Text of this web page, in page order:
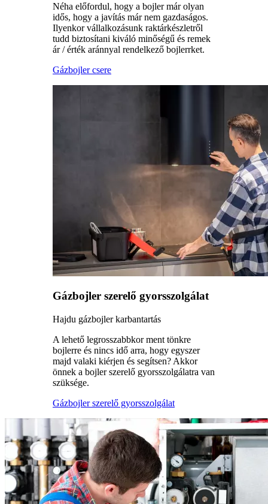
Néha előfordul, hogy a bojler már olyan
idős, hogy a javítás már nem gazdaságos.
Ilyenkor vállalkozásunk raktárkészletről
tudd biztosítani kiváló minőségű és remek
ár / érték aránnyal rendelkező bojlerrket.
Gázbojler csere
Gázbojler szerelő gyorsszolgálat
Hajdu gázbojler karbantartás
A lehető legrosszabbkor ment tönkre
bojlerre és nincs idő arra, hogy egyszer
majd valaki kiérjen és segítsen? Akkor
önnek a bojler szerelő gyorsszolgálatra van
szüksége.
Gázbojler szerelő gyorsszolgálat